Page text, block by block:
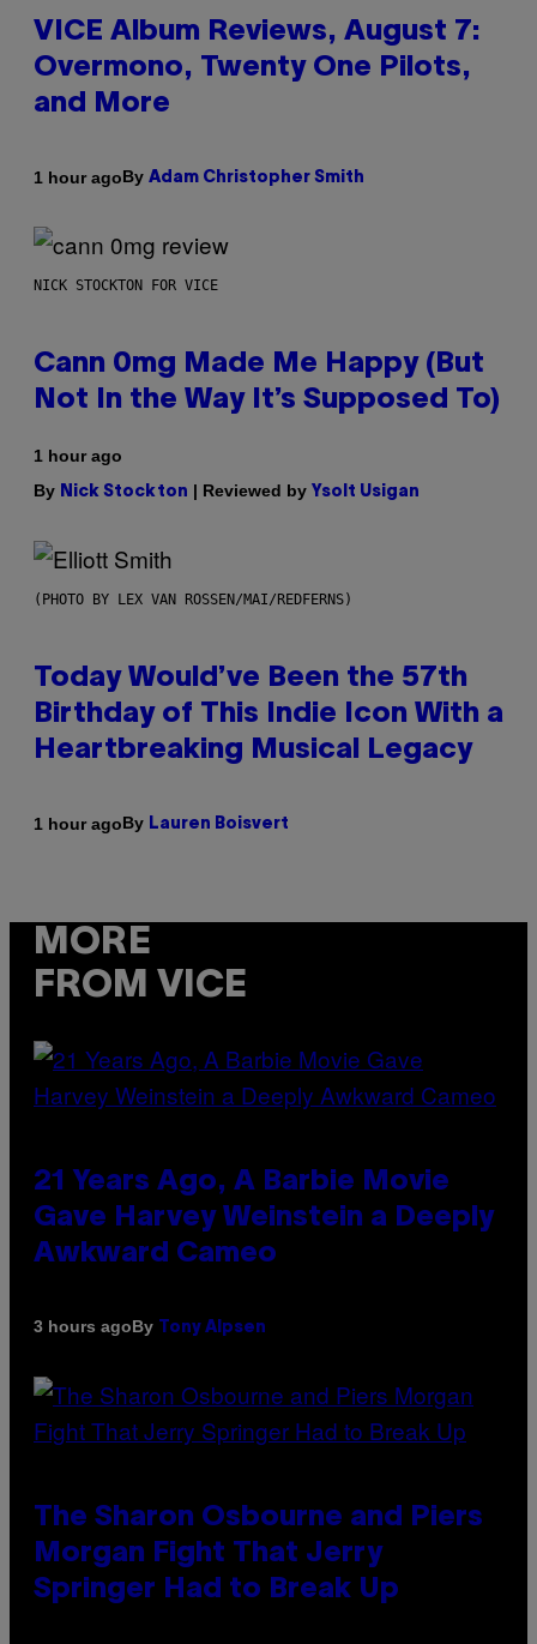
VICE Album Reviews, August 7:
Overmono, Twenty One Pilots,
and More
1 hour agoBy Adam Christopher Smith
NICK STOCKTON FOR VICE
Cann 0mg Made Me Happy (But
Not In the Way It’s Supposed To)
1 hour ago
By Nick Stockton | Reviewed by Ysolt Usigan
(PHOTO BY LEX VAN ROSSEN/MAI/REDFERNS)
Today Would’ve Been the 57th
Birthday of This Indie Icon With a
Heartbreaking Musical Legacy
1 hour agoBy Lauren Boisvert
MORE
FROM VICE
21 Years Ago, A Barbie Movie
Gave Harvey Weinstein a Deeply
Awkward Cameo
3 hours agoBy Tony Alpsen
The Sharon Osbourne and Piers
Morgan Fight That Jerry
Springer Had to Break Up